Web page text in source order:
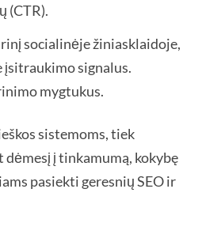
(CTR).
socialinėje žiniasklaidoje,
signalus.
mygtukus.
sistemoms, tiek
į tinkamumą, kokybę
pasiekti geresnių SEO ir